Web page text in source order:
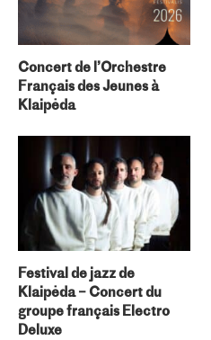
Concert de l’Orchestre
Français des Jeunes à
Klaipėda
Festival de jazz de
Klaipėda – Concert du
groupe français Electro
Deluxe